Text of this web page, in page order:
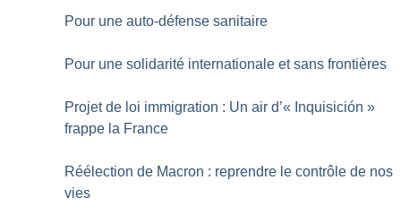
Pour une auto-défense sanitaire
Pour une solidarité internationale et sans frontières
Projet de loi immigration : Un air d’« Inquisición »
frappe la France
Réélection de Macron : reprendre le contrôle de nos
vies